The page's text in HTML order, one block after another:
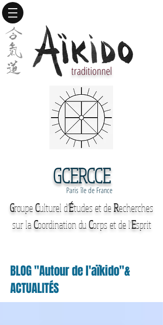
traditionnel
GCERCCE
Paris île de France
GroupeCulturel d'Études et deRecherches
sur laCoordination duCorps et de l'Esprit
BLOG "Autour de l'aïkido"&
ACTUALITÉS